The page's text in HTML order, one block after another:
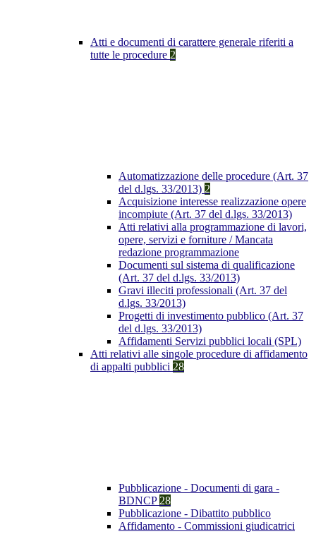
Atti e documenti di carattere generale riferiti a
tutte le procedure 2
Automatizzazione delle procedure (Art. 37
del d.lgs. 33/2013) 2
Acquisizione interesse realizzazione opere
incompiute (Art. 37 del d.lgs. 33/2013)
Atti relativi alla programmazione di lavori,
opere, servizi e forniture / Mancata
redazione programmazione
Documenti sul sistema di qualificazione
(Art. 37 del d.lgs. 33/2013)
Gravi illeciti professionali (Art. 37 del
d.lgs. 33/2013)
Progetti di investimento pubblico (Art. 37
del d.lgs. 33/2013)
Affidamenti Servizi pubblici locali (SPL)
Atti relativi alle singole procedure di affidamento
di appalti pubblici 28
Pubblicazione - Documenti di gara -
BDNCP 28
Pubblicazione - Dibattito pubblico
Affidamento - Commissioni giudicatrici